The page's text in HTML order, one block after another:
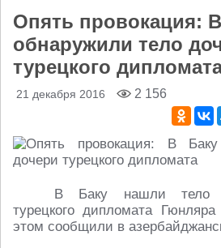
Опять провокация:
обнаружили тело
турецкого
21 декабря 2016 2 156
В Баку нашли тело
турецкого дипломата
этом сообщили в